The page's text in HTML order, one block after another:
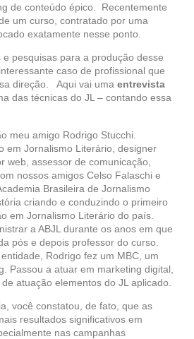
de conteúdo épico. Recentemente
um curso, contratado por uma
exatamente nesse ponto.
pesquisas para a produção desse
caso de profissional que
direção. Aqui vai uma entrevista
das técnicas do JL – contando essa
amigo Rodrigo Stucchi.
em Jornalismo Literário, designer
web, assessor de comunicação,
nossos amigos Celso Falaschi e
Brasileira de Jornalismo
criando e conduzindo o primeiro
em Jornalismo Literário do país.
a ABJL durante os anos em que
pós e depois professor do curso.
Rodrigo fez um MBC, um
Passou a atuar em marketing digital,
atuação elementos do JL aplicado.
você constatou, de fato, que as
resultados significativos em
nas campanhas